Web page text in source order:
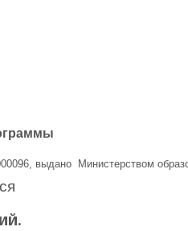
выдано Министерством